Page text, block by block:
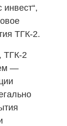
ТГК-2.
ТГК-2
—